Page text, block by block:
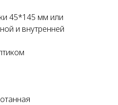
45*145 мм или
и внутренней